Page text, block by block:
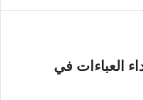
العباءات في